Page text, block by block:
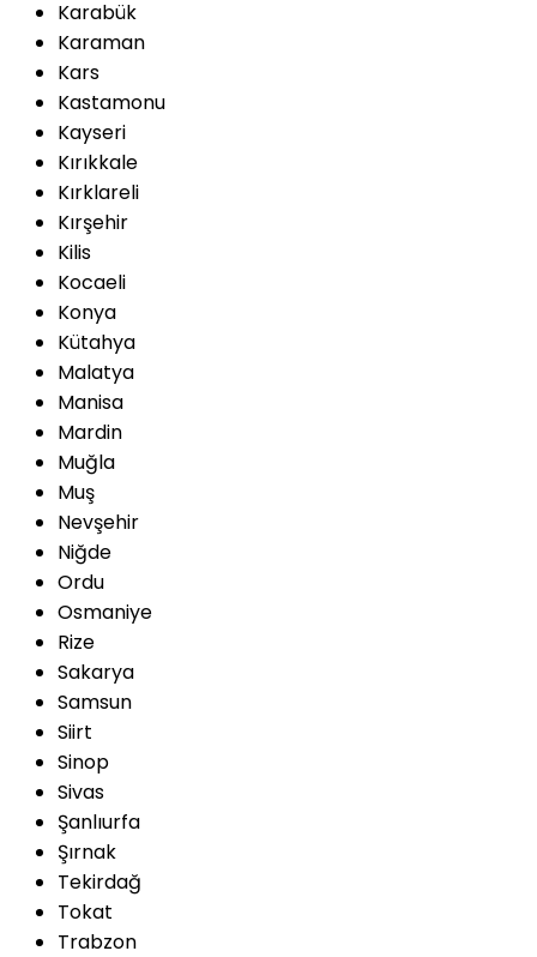
Karabük
Karaman
Kars
Kastamonu
Kayseri
Kırıkkale
Kırklareli
Kırşehir
Kilis
Kocaeli
Konya
Kütahya
Malatya
Manisa
Mardin
Muğla
Muş
Nevşehir
Niğde
Ordu
Osmaniye
Rize
Sakarya
Samsun
Siirt
Sinop
Sivas
Şanlıurfa
Şırnak
Tekirdağ
Tokat
Trabzon